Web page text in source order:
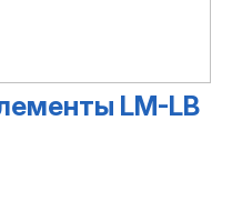
LM-LB